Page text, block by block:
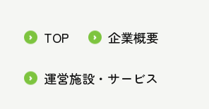
TOP 企業概要
運営施設・サービス